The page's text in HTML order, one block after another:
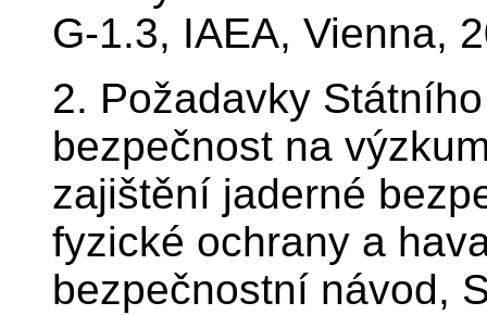
G-1.3, IAEA, Vienna,
2. Požadavky
bezpečnost na
zajištění jaderné
fyzické ochrany a
bezpečnostní návod,